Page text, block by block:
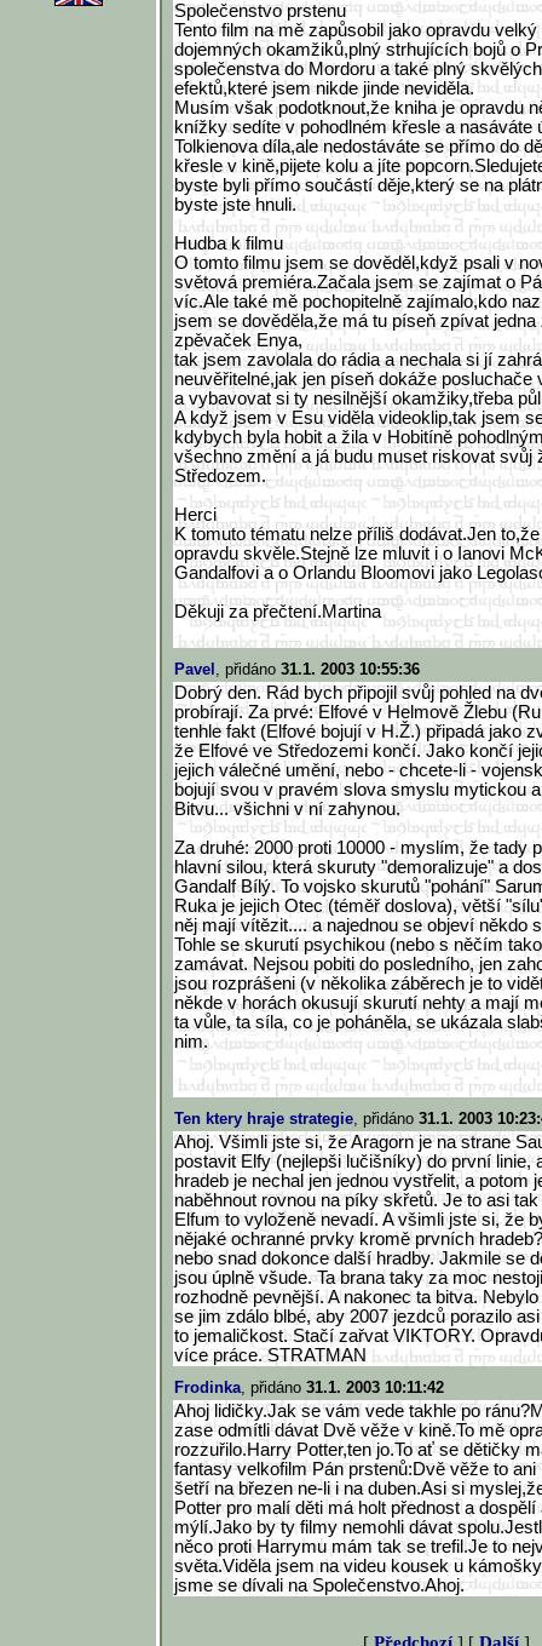
Společenstvo prstenu
Tento film na mě zapůsobil jako opravdu
dojemných okamžiků,plný strhujících bojů o
společenstva do Mordoru a také plný
efektů,které jsem nikde jinde neviděla.
Musím však podotknout,že kniha je opravdu
knížky sedíte v pohodlném křesle a nasáváte
Tolkienova díla,ale nedostáváte se přímo do
křesle v kině,pijete kolu a jíte
byste byli přímo součástí děje,který se na
byste jste hnuli.
Hudba k filmu
O tomto filmu jsem se dověděl,když psali v
světová premiéra.Začala jsem se zajímat o
víc.Ale také mě pochopitelně zajímalo,kdo
jsem se dověděla,že má tu píseň zpívat
zpěvaček Enya,
tak jsem zavolala do rádia a nechala si jí
neuvěřitelné,jak jen píseň dokáže posluchače
a vybavovat si ty nesilnější okamžiky,třeba
A když jsem v Esu viděla videoklip,tak jsem
kdybych byla hobit a žila v Hobitíně
všechno změní a já budu muset riskovat svůj
Středozem.
Herci
K tomuto tématu nelze příliš dodávat.Jen
opravdu skvěle.Stejně lze mluvit i o Ianovi
Gandalfovi a o Orlandu Bloomovi jako
Děkuji za přečtení.Martina
Pavel , přidáno 31.1. 2003 10:55:36
Dobrý den. Rád bych připojil svůj pohled na
probírají. Za prvé: Elfové v Helmově Žlebu
tenhle fakt (Elfové bojují v H.Ž.) připadá jako
že Elfové ve Středozemi končí. Jako končí
jejich válečné umění, nebo - chcete-li -
bojují svou v pravém slova smyslu mytickou
Bitvu... všichni v ní zahynou.
Za druhé: 2000 proti 10000 - myslím, že tady
hlavní silou, která skuruty "demoralizuje" a
Gandalf Bílý. To vojsko skurutů "pohání"
Ruka je jejich Otec (téměř doslova), větší
něj mají vítězit.... a najednou se objeví někdo
Tohle se skurutí psychikou (nebo s něčím
zamávat. Nejsou pobiti do posledního, jen
jsou rozprášeni (v několika záběrech je to
někde v horách okusují skurutí nehty a mají
ta vůle, ta síla, co je poháněla, se ukázala
nim.
Ten ktery hraje strategie, přidáno 31.1. 2003
Ahoj. Všimli jste si, že Aragorn je na strane
postavit Elfy (nejlepši lučišníky) do první linie,
hradeb je nechal jen jednou vystřelit, a potom
naběhnout rovnou na píky skřetů. Je to asi
Elfum to vyloženě nevadí. A všimli jste si, že
nějaké ochranné prvky kromě prvních
nebo snad dokonce další hradby. Jakmile se
jsou úplně všude. Ta brana taky za moc
rozhodně pevnější. A nakonec ta bitva.
se jim zdálo blbé, aby 2007 jezdců porazilo
to jemaličkost. Stačí zařvat VIKTORY.
více práce. STRATMAN
Frodinka, přidáno 31.1. 2003 10:11:42
Ahoj lidičky.Jak se vám vede takhle po
zase odmítli dávat Dvě věže v kině.To mě
rozzuřilo.Harry Potter,ten jo.To ať se dětičky
fantasy velkofilm Pán prstenů:Dvě věže to ani
šetří na březen ne-li i na duben.Asi si
Potter pro malí děti má holt přednost a
mýlí.Jako by ty filmy nemohli dávat
něco proti Harrymu mám tak se trefil.Je to
světa.Viděla jsem na videu kousek u
jsme se dívali na Společenstvo.Ahoj.